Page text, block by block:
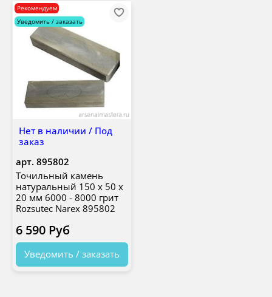
Нет в наличии / Под
заказ
Рекомендуем
Уведомить / заказать
арт. 895802
Точильный камень
натуральный 150 х 50 х
20 мм 6000 - 8000 грит
Rozsutec Narex 895802
6 590 Руб
Уведомить / заказать